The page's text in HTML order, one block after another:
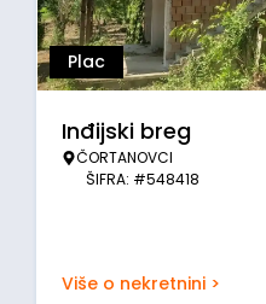
Plac
Inđijski breg
ČORTANOVCI
ŠIFRA: #548418
Više o nekretnini >